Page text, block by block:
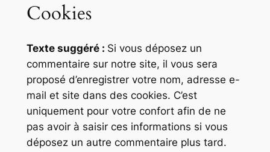
Cookies
Texte suggéré : Si vous déposez un
commentaire sur notre site, il vous sera
proposé d’enregistrer votre nom, adresse e-
mail et site dans des cookies. C’est
uniquement pour votre confort afin de ne
pas avoir à saisir ces informations si vous
déposez un autre commentaire plus tard.